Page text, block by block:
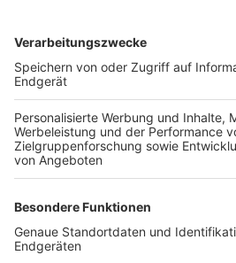
TOP-VEREINE
TOP-PARTNER